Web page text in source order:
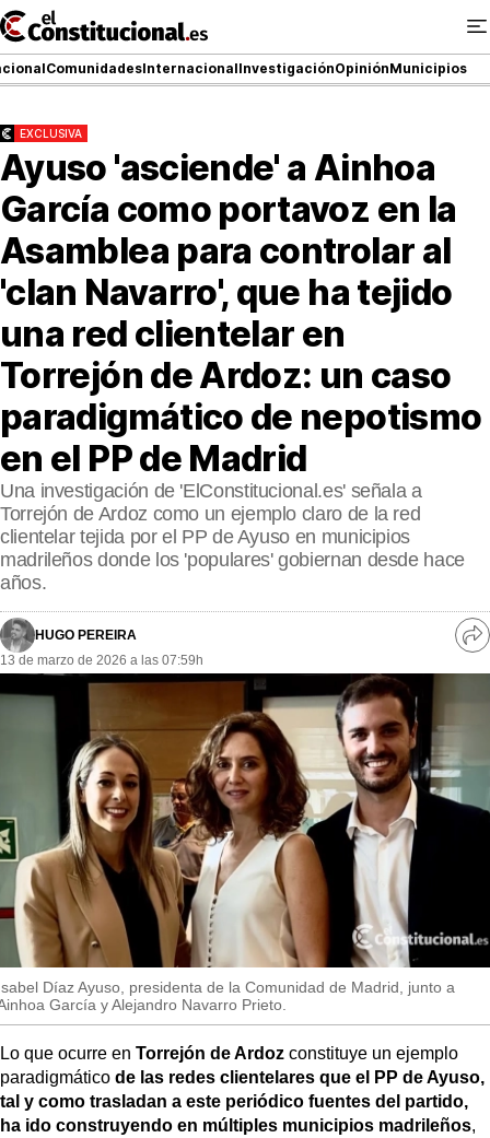
Ir
al
contenido
ComunidadesInternacionalInvestigaciónOpiniónMunicipios
NACIONAL
COMUNIDADES
ElConstitucional TV
MásQueTele
ElConstitucional +
MásQueEstilo
MásQuePartidos
MásQueSucesos
MásQueMercados
JuicioExprés
INVESTIGACIÓN
INTERNACIONAL
OPINIÓN
MUNICIPIOS
EXCLUSIVA
Ayuso 'asciende' a Ainhoa
García como portavoz en la
Asamblea para controlar al
'clan Navarro', que ha tejido
una red clientelar en
Torrejón de Ardoz: un caso
paradigmático de nepotismo
en el PP de Madrid
Una investigación de 'ElConstitucional.es' señala a
Torrejón de Ardoz como un ejemplo claro de la red
clientelar tejida por el PP de Ayuso en municipios
madrileños donde los 'populares' gobiernan desde hace
años.
HUGO PEREIRA
13 de marzo de 2026 a las 07:59h
Díaz Ayuso, presidenta de la Comunidad de Madrid, junto a
García y Alejandro Navarro Prieto.
Lo que ocurre en Torrejón de Ardoz constituye un ejemplo
paradigmático de las redes clientelares que el PP de Ayuso,
tal y como trasladan a este periódico fuentes del partido,
ha ido construyendo en múltiples municipios madrileños,